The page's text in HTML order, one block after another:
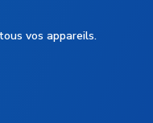
vos appareils.